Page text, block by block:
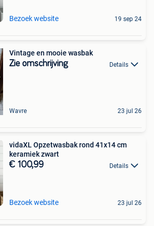
Bezoek website 19 sep 24
Vintage en mooie wasbak
Zie omschrijving Details
Wavre 23 jul 26
vidaXL Opzetwasbak rond 41x14 cm
keramiek zwart
€ 100,99 Details
Bezoek website 23 jul 26